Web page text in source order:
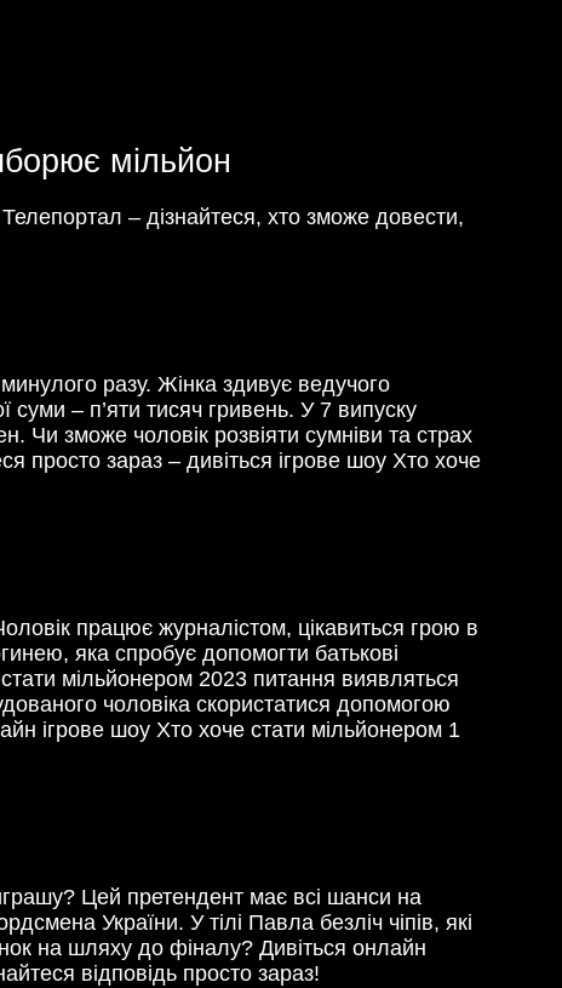
мільйон
– дізнайтеся, хто зможе довести,
разу. Жінка здивує ведучого
суми – п’яти тисяч гривень. У 7 випуску
Чи зможе чоловік розвіяти сумніви та страх
просто зараз – дивіться ігрове шоу Хто хоче
працює журналістом, цікавиться грою в
яка спробує допомогти батькові
мільйонером 2023 питання виявляться
чоловіка скористатися допомогою
ігрове шоу Хто хоче стати мільйонером 1
Цей претендент має всі шанси на
України. У тілі Павла безліч чіпів, які
на шляху до фіналу? Дивіться онлайн
відповідь просто зараз!